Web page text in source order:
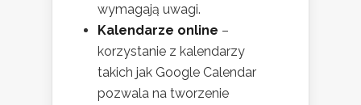
wymagają uwagi.
Kalendarze online –
korzystanie z kalendarzy
takich jak Google Calendar
pozwala na tworzenie